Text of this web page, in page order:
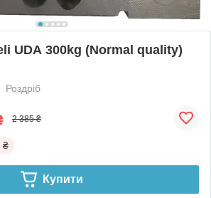
UDА 300kg (Normal quality)
Роздріб
2 385 ₴
₴
Купити